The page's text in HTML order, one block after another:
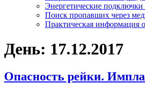
Энергетические
Поиск пропавших через
Практическая
День: 17.12.2017
Опасность рейки.